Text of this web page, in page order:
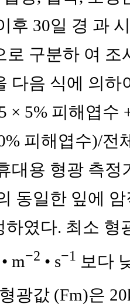
후 30일 경 과
로 구분하 여
다음 식에 의하
× 5% 피해엽
피해엽수)/전
대용 형광 측정
동일한 잎에
하였다. 최소 형
m−2 • s−1
보다
광값 (Fm)은